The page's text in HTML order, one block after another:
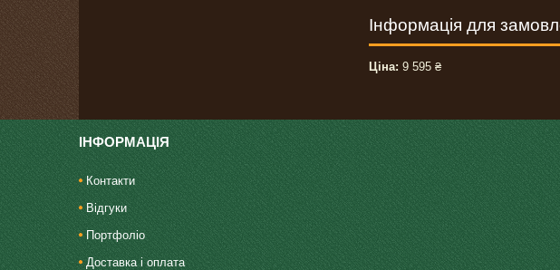
Інформація для
Ціна: 9 595 ₴
ІНФОРМАЦІЯ
Контакти
Відгуки
Портфоліо
Доставка і оплата